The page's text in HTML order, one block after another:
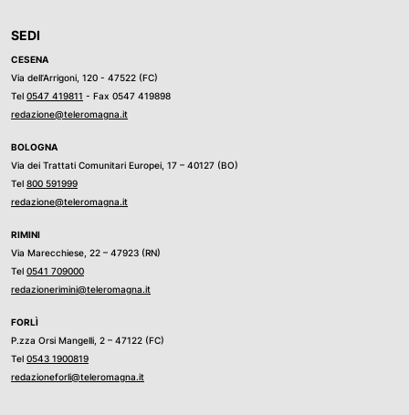
SEDI
CESENA
Via dell’Arrigoni, 120 - 47522 (FC)
Tel 0547 419811 - Fax 0547 419898
redazione@teleromagna.it
BOLOGNA
Via dei Trattati Comunitari Europei, 17 – 40127 (BO)
Tel 800 591999
redazione@teleromagna.it
RIMINI
Via Marecchiese, 22 – 47923 (RN)
Tel 0541 709000
redazionerimini@teleromagna.it
FORLÌ
P.zza Orsi Mangelli, 2 – 47122 (FC)
Tel 0543 1900819
redazioneforli@teleromagna.it